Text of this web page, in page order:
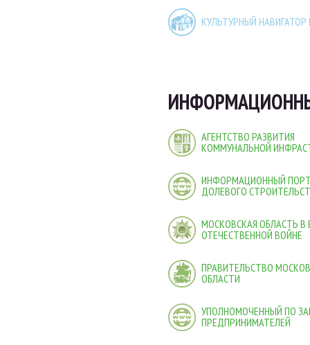
КУЛЬТУРНЫЙ
АГЕНТСТВО РАЗВИТИЯ
КОММУНАЛЬНОЙ
ИНФОРМАЦИОННЫЙ
ДОЛЕВОГО
МОСКОВСКАЯ ОБЛАСТЬ В
ОТЕЧЕСТВЕННОЙ ВОЙНЕ
ПРАВИТЕЛЬСТВО
ОБЛАСТИ
УПОЛНОМОЧЕННЫЙ ПО
ПРЕДПРИНИМАТЕЛЕЙ